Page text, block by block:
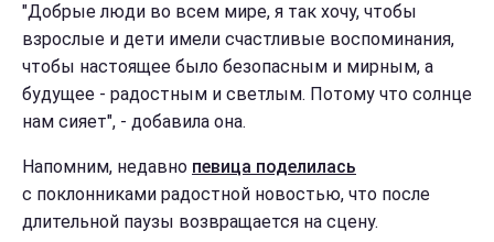
"Добрые люди во всем мире, я так хочу, чтобы
взрослые и дети имели счастливые воспоминания,
чтобы настоящее было безопасным и мирным, а
будущее - радостным и светлым. Потому что солнце
нам сияет", - добавила она.
Напомним, недавно певица поделилась
с поклонниками радостной новостью, что после
длительной паузы возвращается на сцену.